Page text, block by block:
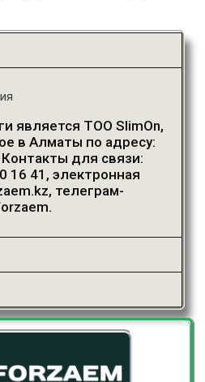
является ТОО SlimOn,
в Алматы по адресу:
для связи:
16 41, электронная
телеграм-